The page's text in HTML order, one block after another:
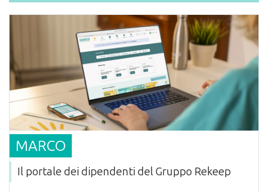
MARCO
Il portale dei dipendenti del Gruppo Rekeep